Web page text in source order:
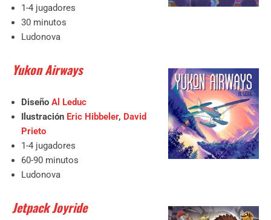
1-4 jugadores
30 minutos
Ludonova
Yukon Airways
Diseño Al Leduc
Ilustración Eric Hibbeler, David
Prieto
1-4 jugadores
60-90 minutos
Ludonova
Jetpack Joyride